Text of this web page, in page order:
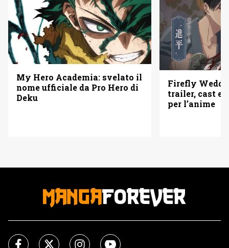
My Hero Academia: svelato il
nome ufficiale da Pro Hero di
Deku
Firefly
trailer, cast e
per l’anime